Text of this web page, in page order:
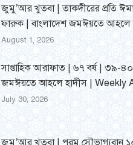
জুমু’আর খুতবা | তাকদীরের প্রতি
ফারুক | বাংলাদেশ জমঈয়তে আহলে
August 1, 2026
সাপ্তাহিক আরাফাত | ৬৭ বর্ষ | ৩৯-৪০
জমঈয়তে আহলে হাদীস | Weekly
July 30, 2026
জুমু’আর খুতবা | পরম সৌভাগ্যবান